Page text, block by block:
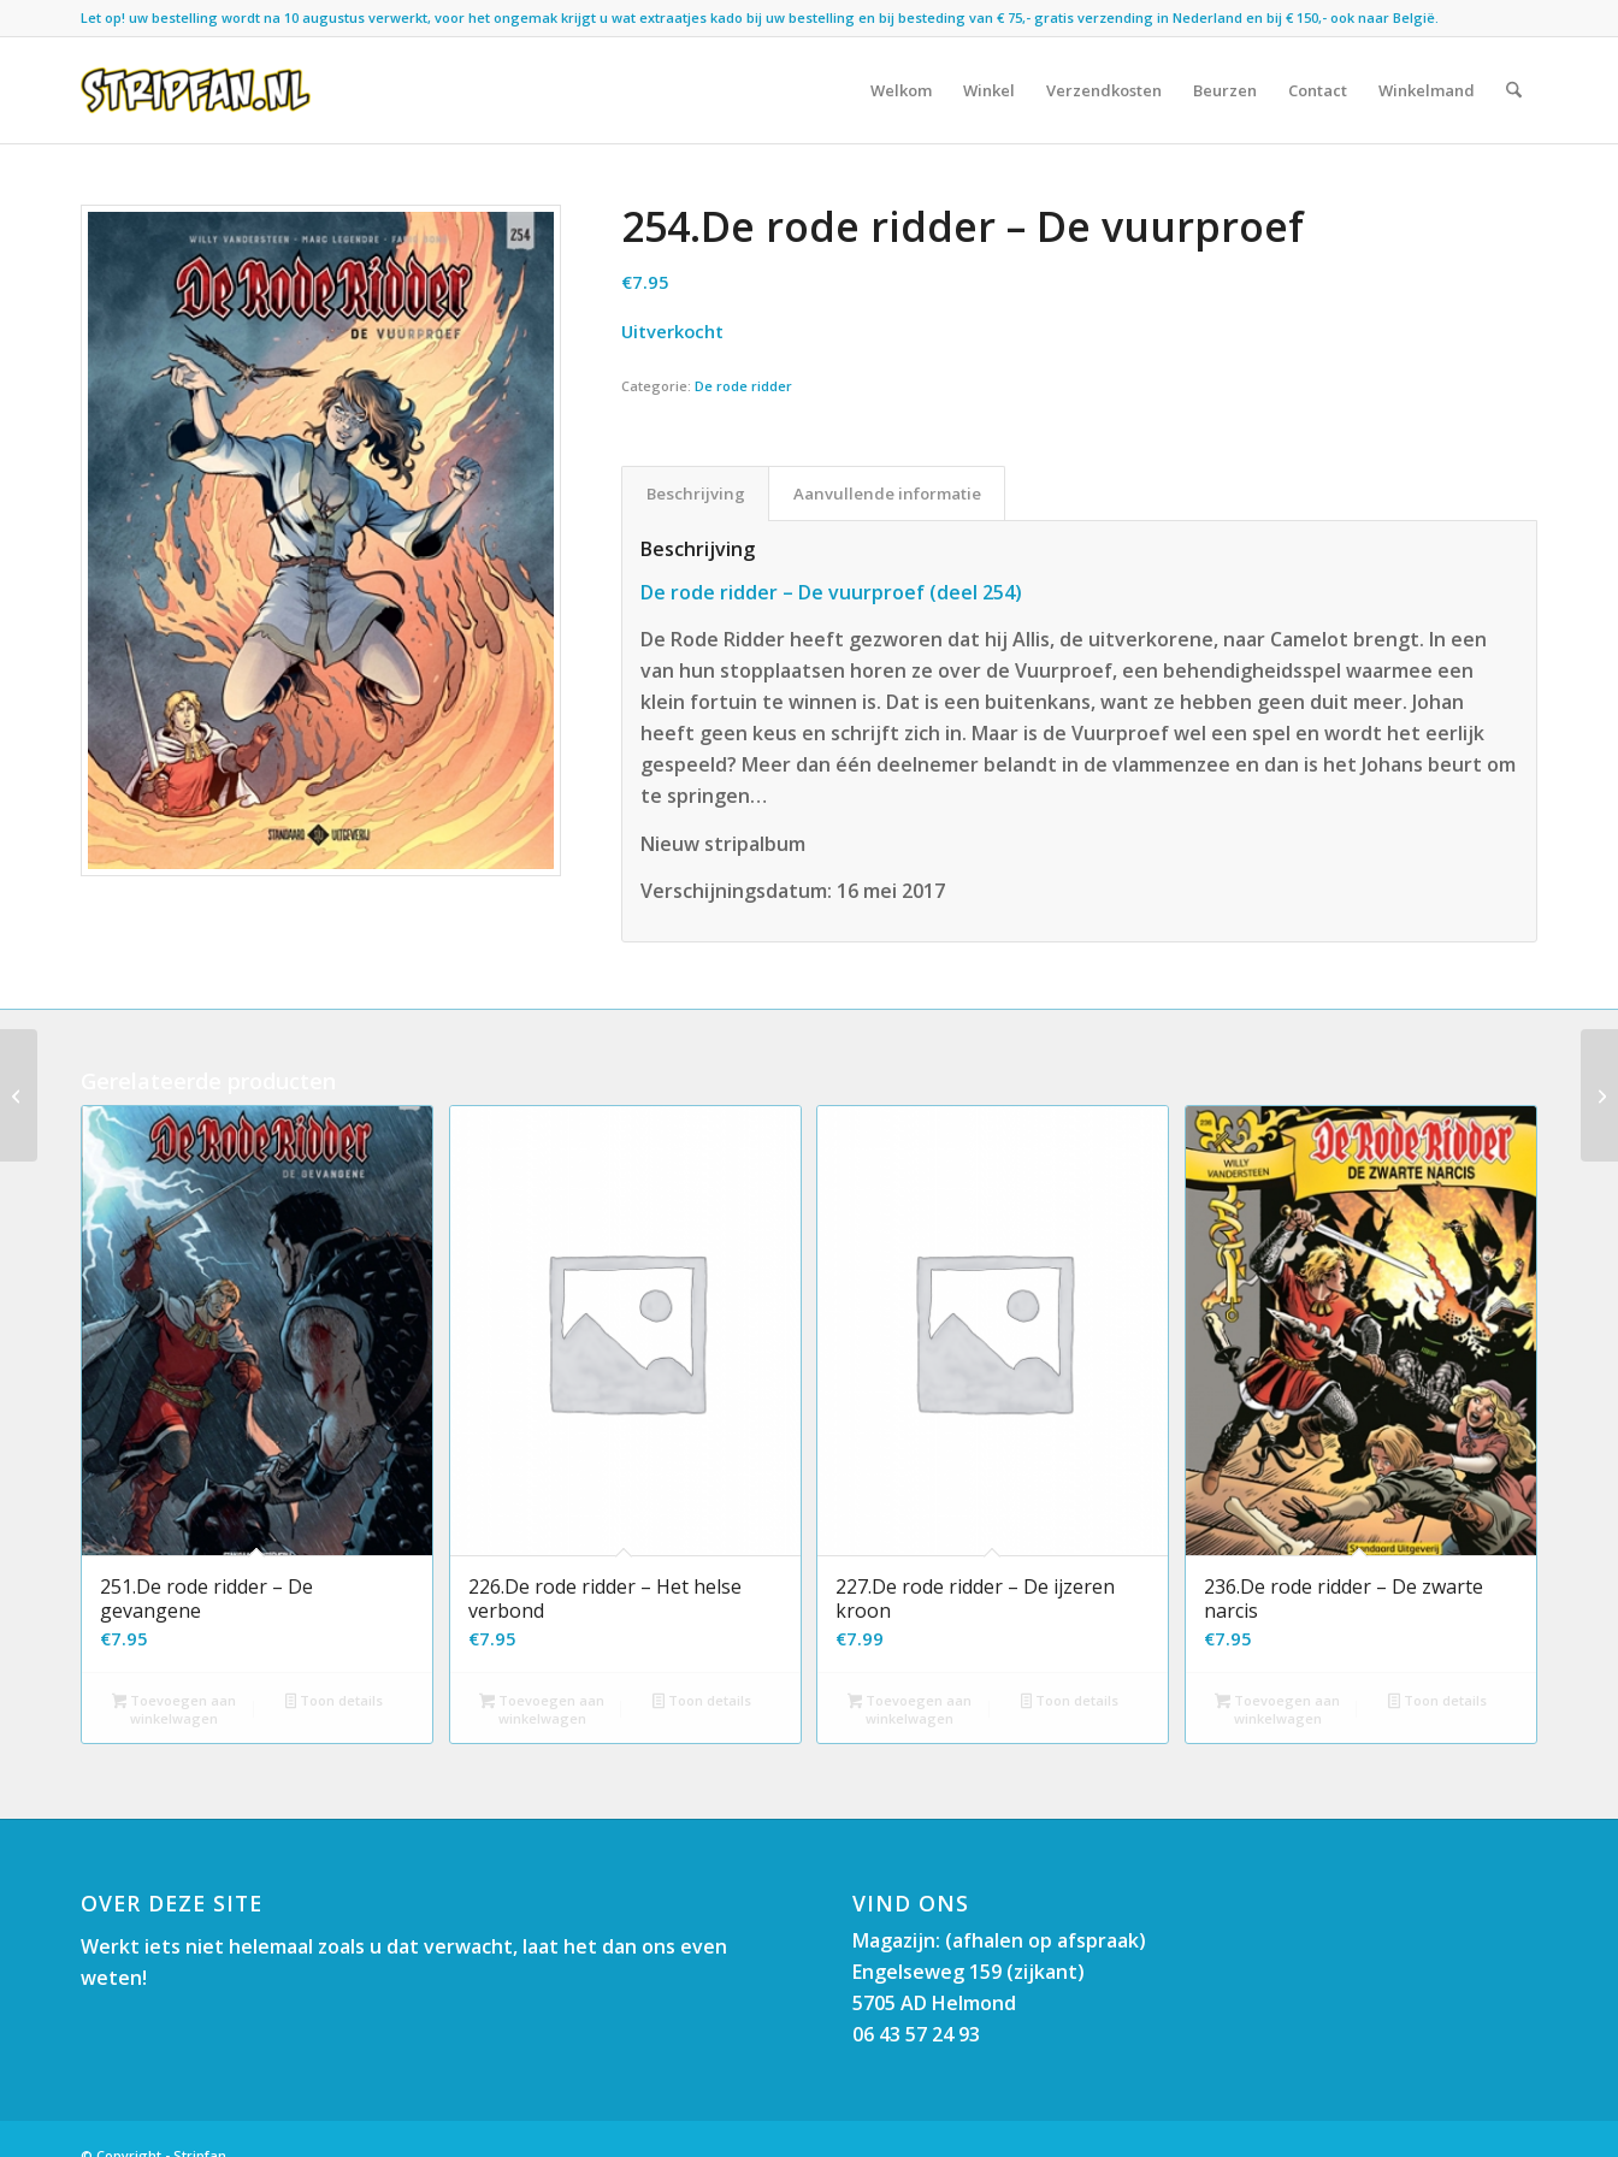
Let op! uw bestelling wordt na 10 augustus verwerkt, voor het ongemak krijgt u wat extraatjes kado bij uw bestelling en bij besteding van € 75,- gratis verzending in Nederland en bij € 150,- ook naar België.
Welkom Winkel Verzendkosten Beurzen Contact Winkelmand
254.De rode ridder – De vuurproef
€7.95
Uitverkocht
Categorie:De rode ridder
Beschrijving Aanvullende informatie
Beschrijving
De rode ridder – De vuurproef (deel 254)
De Rode Ridder heeft gezworen dat hij Allis, de uitverkorene, naar Camelot brengt. In een
van hun stopplaatsen horen ze over de Vuurproef, een behendigheidsspel waarmee een
klein fortuin te winnen is. Dat is een buitenkans, want ze hebben geen duit meer. Johan
heeft geen keus en schrijft zich in. Maar is de Vuurproef wel een spel en wordt het eerlijk
gespeeld? Meer dan één deelnemer belandt in de vlammenzee en dan is het Johans beurt om
te springen…
Nieuw stripalbum
Verschijningsdatum: 16 mei 2017
251.De rode ridder – De
gevangene
€7.95
Toevoegen aan
winkelwagen
Toon details
226.De rode ridder – Het helse
verbond
€7.95
Toevoegen aan
winkelwagen
Toon details
227.De rode ridder – De ijzeren
kroon
€7.99
Toevoegen aan
winkelwagen
Toon details
236.De rode ridder – De zwarte
narcis
€7.95
Toevoegen aan
winkelwagen
Toon details
OVER DEZE SITE
Werkt iets niet helemaal zoals u dat verwacht, laat het dan ons even
weten!
VIND ONS
Magazijn: (afhalen op afspraak)
Engelseweg 159 (zijkant)
5705 AD Helmond
06 43 57 24 93
De Heks en Merlijn